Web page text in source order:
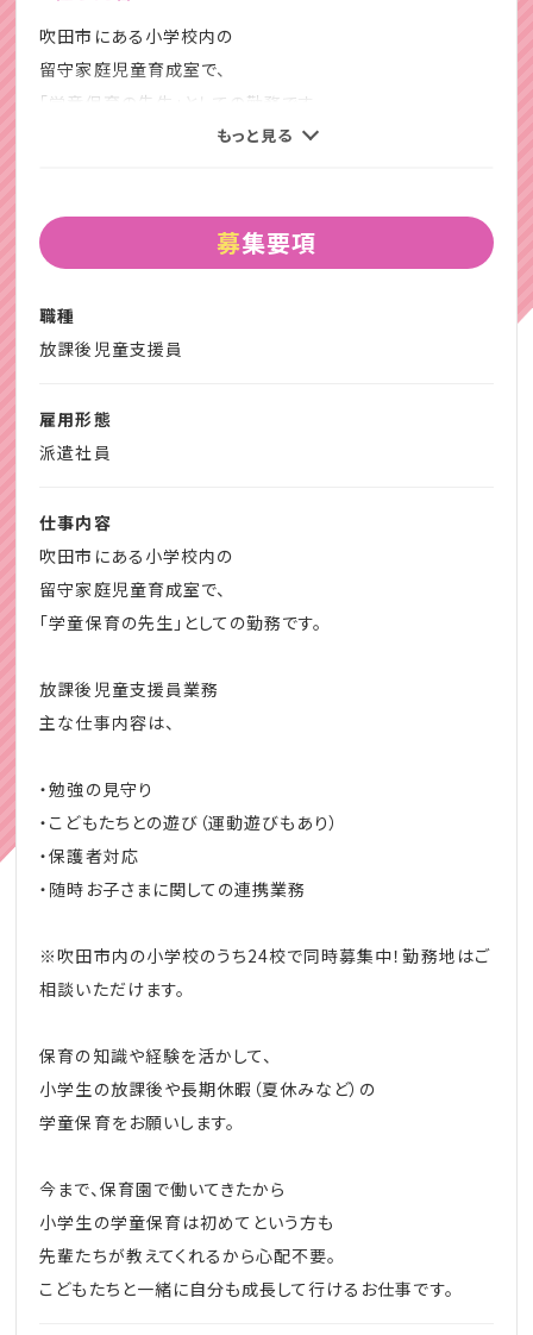
留守家庭児童育成室とは
「保護者が働いていたり、病気などのため、放課後や長期休
識されている方が多いかもしれません。
身近な大人としてかかわっていただきます。
まずは、お仕事の話を聞いてみるだけでもOK。ぜひ、ご応募
・保育士試験合格後の仕事を探している◎
・資格があっても使っていない☆
・すぐに仕事を始めたい！
・4月からのスタート☆
・業種未経験歓迎！
ぜひお気軽に相談、お問い合わせください。
吹田市にある小学校内の
留守家庭児童育成室で、
「学童保育の先生」としての勤務です。
・勉強の見守り
・保護者対応
※吹田市内の小学校のうち24校で同時募集中！勤務地はご
相談いただけます。
保育の知識や経験を活かして、
小学生の放課後や長期休暇（夏休みなど）の
学童保育をお願いします。
小学生の学童保育は初めてという方も
先輩たちが教えてくれるから心配不要。
もっと見る
募集要項
職種
放課後児童支援員
雇用形態
派遣社員
仕事内容
吹田市にある小学校内の
留守家庭児童育成室で、
「学童保育の先生」としての勤務です。
放課後児童支援員業務
主な仕事内容は、
・勉強の見守り
・こどもたちとの遊び（運動遊びもあり）
・保護者対応
・随時お子さまに関しての連携業務
※吹田市内の小学校のうち24校で同時募集中！勤務地はご
相談いただけます。
保育の知識や経験を活かして、
小学生の放課後や長期休暇（夏休みなど）の
学童保育をお願いします。
今まで、保育園で働いてきたから
小学生の学童保育は初めてという方も
先輩たちが教えてくれるから心配不要。
こどもたちと一緒に自分も成長して行けるお仕事です。